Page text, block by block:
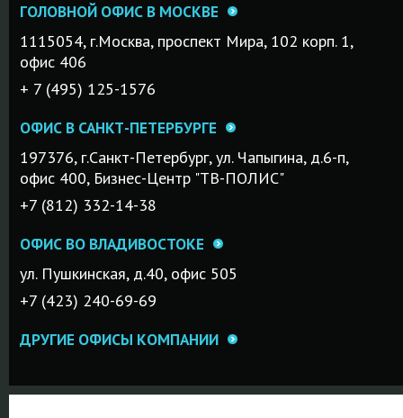
ГОЛОВНОЙ ОФИС В МОСКВЕ
1115054, г.Mосква, проспект Мира, 102 корп. 1,
офис 406
+ 7 (495) 125-1576
ОФИС В САНКТ-ПЕТЕРБУРГЕ
197376, г.Санкт-Петербург, ул. Чапыгина, д.6-п,
офис 400, Бизнес-Центр "ТВ-ПОЛИС"
+7 (812) 332-14-38
ОФИС ВО ВЛАДИВОСТОКЕ
ул. Пушкинская, д.40, офис 505
+7 (423) 240-69-69
ДРУГИЕ ОФИСЫ КОМПАНИИ